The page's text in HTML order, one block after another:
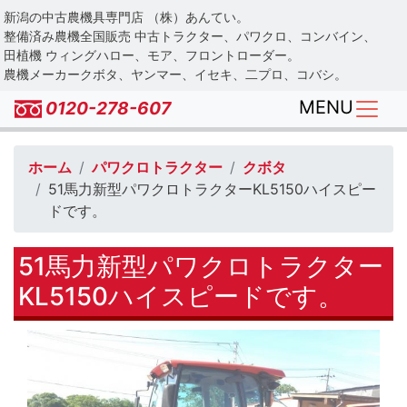
Skip
to
main
content
新潟の中古農機具専門店 （株）あんてい。
整備済み農機全国販売 中古トラクター、パワクロ、コンバイン、
田植機 ウィングハロー、モア、フロントローダー。
農機メーカークボタ、ヤンマー、イセキ、二プロ、コバシ。
0120-278-607 MENU
ホーム パワクロトラクター
クボタ
51馬力新型パワクロトラクターKL5150ハイスピー
ドです。
51馬力新型パワクロトラクター
KL5150ハイスピードです。